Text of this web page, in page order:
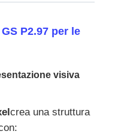
P2.97 per le
visiva
crea una struttura